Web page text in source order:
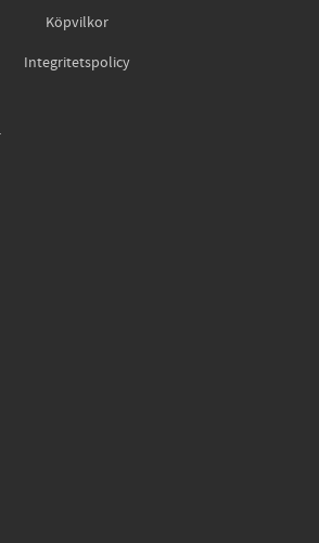
Köpvilkor
Integritetspolicy